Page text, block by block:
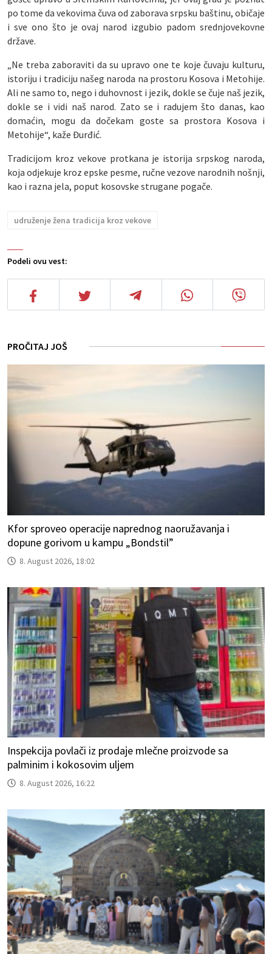
Podeli ovu vest:
po tome da vekovima čuva od zaborava srpsku baštinu, običaje
i sve ono što je ovaj narod izgubio padom srednjovekovne
države.
„Ne treba zaboraviti da su upravo one te koje čuvaju kulturu,
istoriju i tradiciju našeg naroda na prostoru Kosova i Metohije.
Ali ne samo to, nego i duhovnost i jezik, dokle se čuje naš jezik,
dokle se i vidi naš narod. Zato se i radujem što danas, kao
domaćin, mogu da dočekam goste sa prostora Kosova i
Metohije“, kaže Đurđić.
Tradicijom kroz vekove protkana je istorija srpskog naroda,
koja odjekuje kroz epske pesme, ručne vezove narodnih nošnji,
kao i razna jela, poput kosovske strugane pogače.
udruženje žena tradicija kroz vekove
PROČITAJ JOŠ
Kfor sproveo operacije naprednog naoružavanja i
dopune gorivom u kampu „Bondstil”
8. August 2026, 18:02
Inspekcija povlači iz prodaje mlečne proizvode sa
palminim i kokosovim uljem
8. August 2026, 16:22